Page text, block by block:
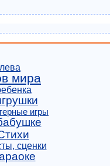
мира
игры
сценки